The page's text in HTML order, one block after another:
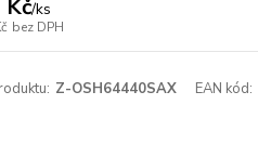
Kč/ks
bez DPH
Z-OSH64440SAX EAN kód: